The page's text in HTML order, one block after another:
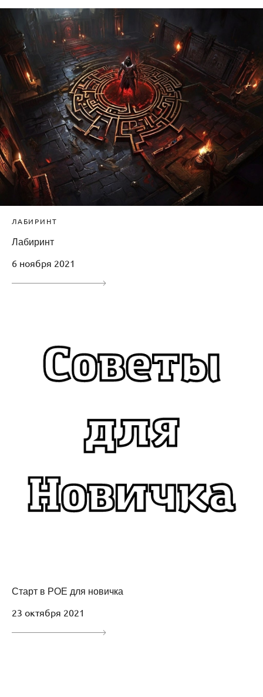
ЛАБИРИНТ
Лабиринт
6 ноября 2021
Старт в POE для новичка
23 октября 2021